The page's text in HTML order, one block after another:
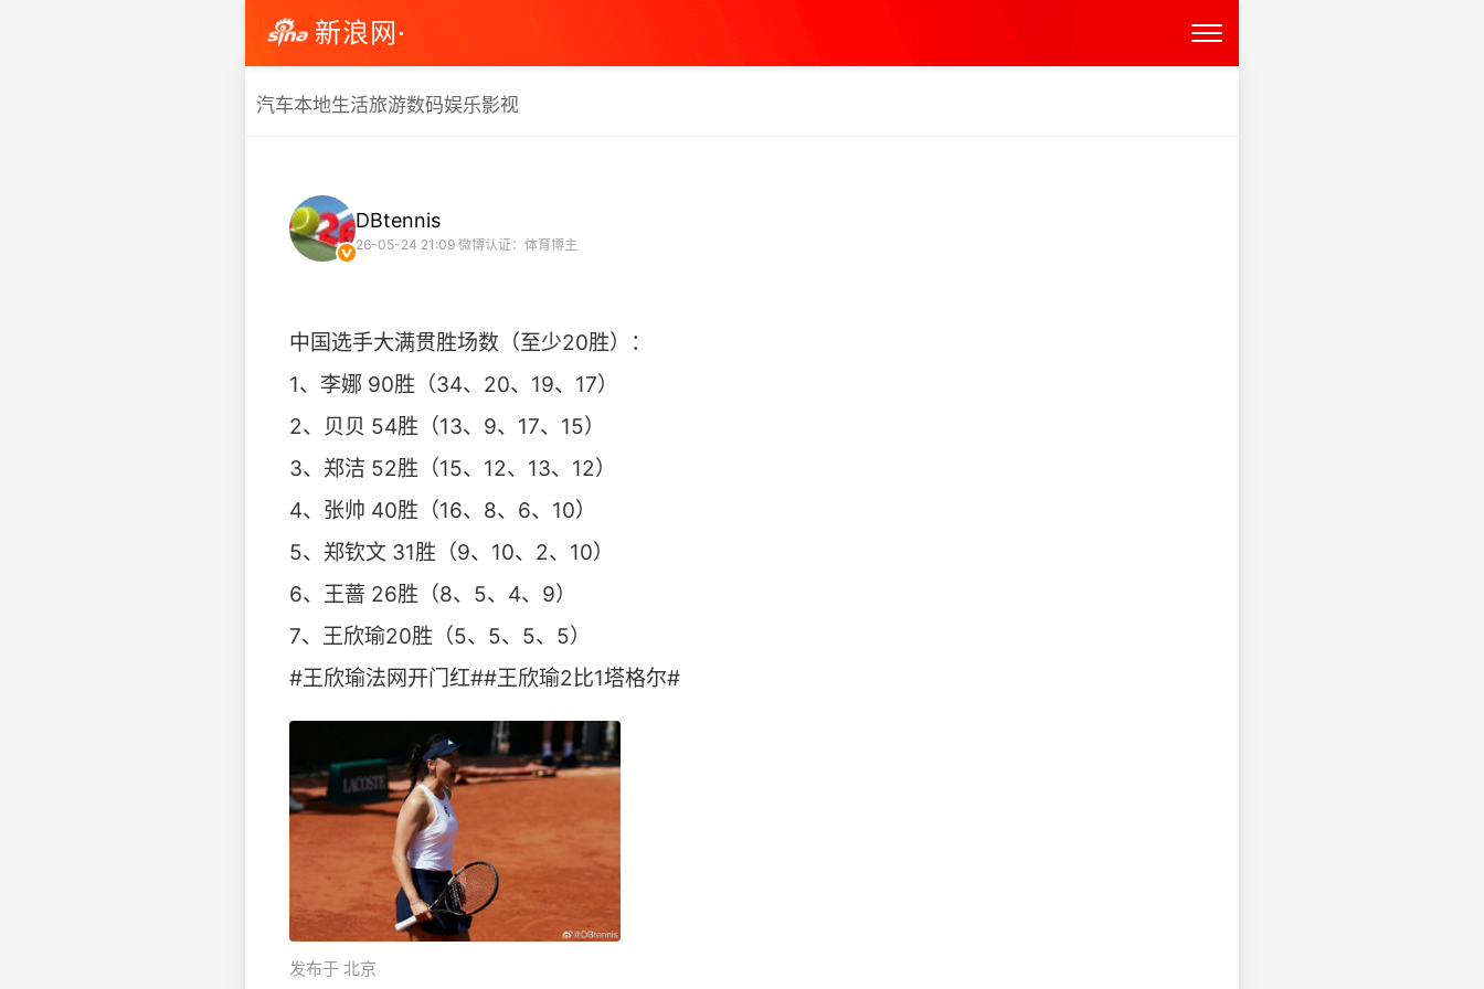
新浪网·
汽车本地生活旅游数码娱乐影视
DBtennis
26-05-24 21:09 微博认证：体育博主
中国选手大满贯胜场数（至少20胜）：
1、李娜 90胜（34、20、19、17）
2、贝贝 54胜（13、9、17、15）
3、郑洁 52胜（15、12、13、12）
4、张帅 40胜（16、8、6、10）
5、郑钦文 31胜（9、10、2、10）
6、王蔷 26胜（8、5、4、9）
7、王欣瑜20胜（5、5、5、5）
#王欣瑜法网开门红##王欣瑜2比1塔格尔# ​
发布于 北京